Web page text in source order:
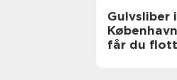
Gulvsliber i
får du